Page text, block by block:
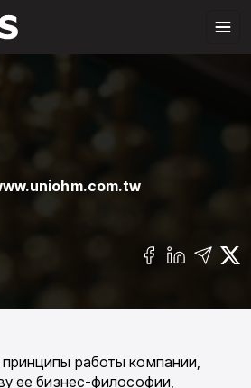
работы компании,
ее бизнес-философии,